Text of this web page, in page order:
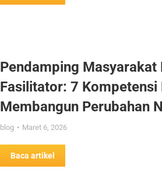
Pendamping Masyarakat
Fasilitator: 7 Kompetensi
Membangun Perubahan
blog Maret 6, 2026
Baca artikel